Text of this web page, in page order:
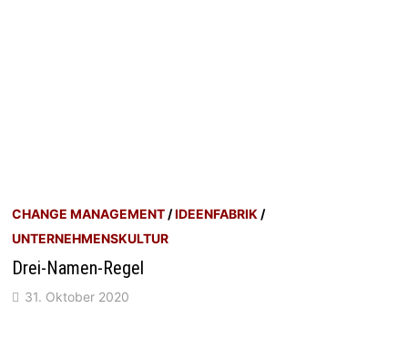
CHANGE MANAGEMENT /IDEENFABRIK /
UNTERNEHMENSKULTUR
Drei-Namen-Regel
31. Oktober 2020